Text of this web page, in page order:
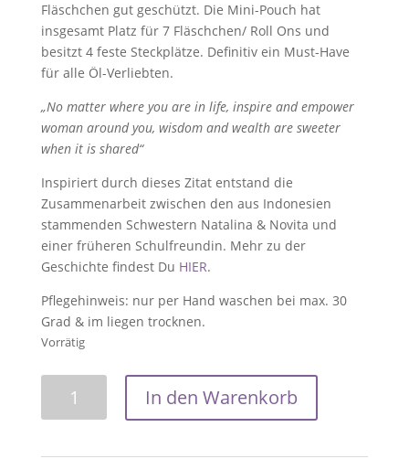
Fläschchen gut geschützt. Die Mini-Pouch hat
insgesamt Platz für 7 Fläschchen/ Roll Ons und
besitzt 4 feste Steckplätze. Definitiv ein Must-Have
für alle Öl-Verliebten.
„No matter where you are in life, inspire and empower
woman around you, wisdom and wealth are sweeter
when it is shared“
Inspiriert durch dieses Zitat entstand die
Zusammenarbeit zwischen den aus Indonesien
stammenden Schwestern Natalina & Novita und
einer früheren Schulfreundin. Mehr zu der
Geschichte findest Du HIER.
Pflegehinweis: nur per Hand waschen bei max. 30
Grad & im liegen trocknen.
Vorrätig
In den Warenkorb